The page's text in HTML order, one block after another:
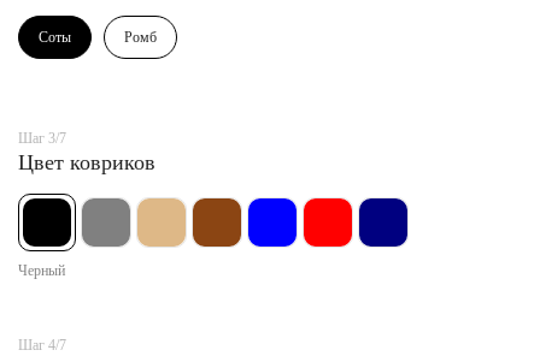
Соты Ромб
Шаг 3/7
Цвет ковриков
Черный
Шаг 4/7